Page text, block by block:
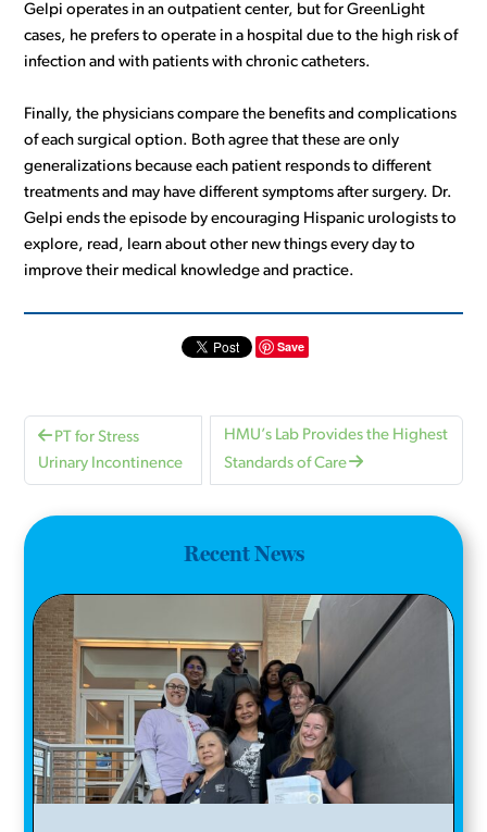
Gelpi operates in an outpatient center, but for GreenLight
cases, he prefers to operate in a hospital due to the high risk of
infection and with patients with chronic catheters.
Finally, the physicians compare the benefits and complications
of each surgical option. Both agree that these are only
generalizations because each patient responds to different
treatments and may have different symptoms after surgery. Dr.
Gelpi ends the episode by encouraging Hispanic urologists to
explore, read, learn about other new things every day to
improve their medical knowledge and practice.
Save
PT for Stress
Urinary Incontinence
HMU’s Lab Provides the Highest
Standards of Care
Recent News